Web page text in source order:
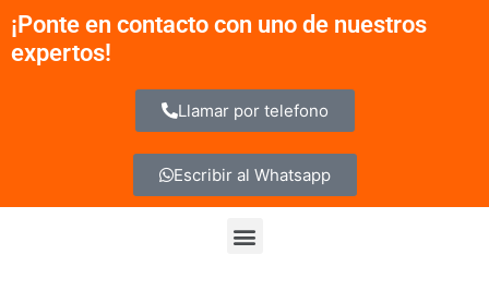
contenido
¡Ponte en contacto con uno de nuestros
expertos!
Llamar por telefono
Escribir al Whatsapp
Menu